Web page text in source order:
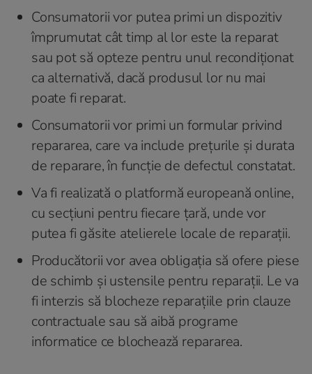
Consumatorii vor putea primi un dispozitiv
împrumutat cât timp al lor este la reparat
sau pot să opteze pentru unul recondiționat
ca alternativă, dacă produsul lor nu mai
poate fi reparat.
Consumatorii vor primi un formular privind
repararea, care va include prețurile și durata
de reparare, în funcție de defectul constatat.
Va fi realizată o platformă europeană online,
cu secțiuni pentru fiecare țară, unde vor
putea fi găsite atelierele locale de reparații.
Producătorii vor avea obligația să ofere piese
de schimb și ustensile pentru reparații. Le va
fi interzis să blocheze reparațiile prin clauze
contractuale sau să aibă programe
informatice ce blochează repararea.